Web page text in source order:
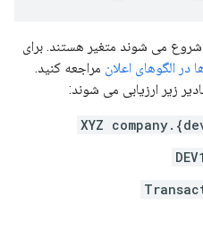
می شوند متغیر هستند. برای
در الگوهای اعلان مراجعه کنید.
زیر ارزیابی می شوند: